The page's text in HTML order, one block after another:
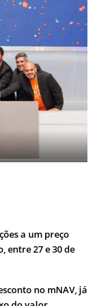
a um preço
entre 27 e 30 de
no mNAV, já